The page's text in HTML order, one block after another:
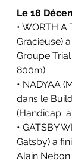
Le 18
• WORTH
Gracieuse)
Groupe Trial
800m)
• NADYAA
dans le
(Handicap
• GATSBY
Gatsby) a
Alain